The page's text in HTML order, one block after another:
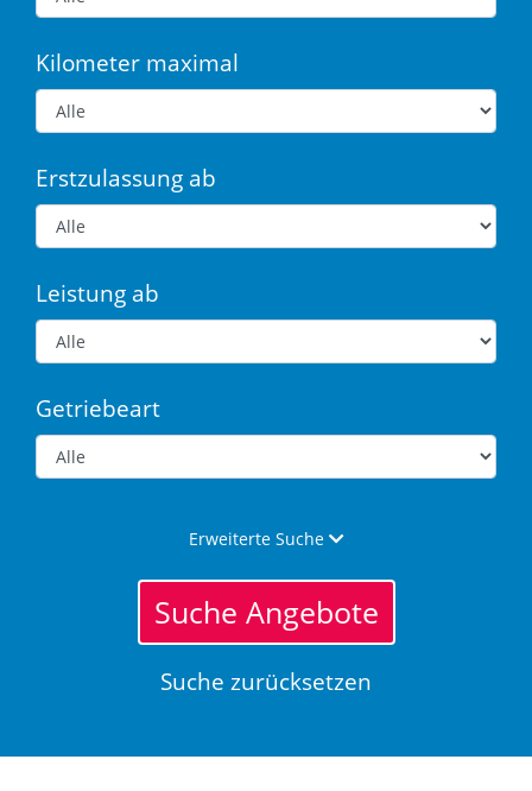
Kilometer maximal
Erstzulassung ab
Leistung ab
Getriebeart
Erweiterte Suche
Suche Angebote
Suche zurücksetzen